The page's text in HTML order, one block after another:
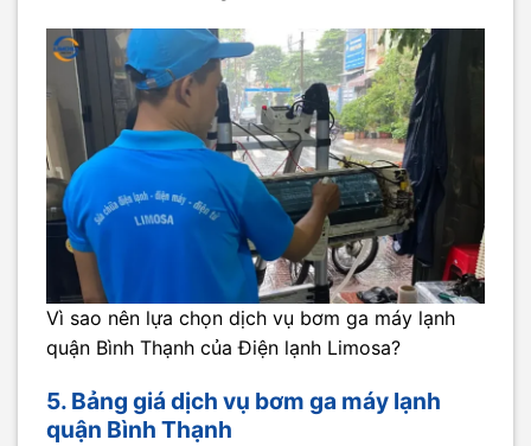
Vì sao nên lựa chọn dịch vụ bơm ga máy lạnh
quận Bình Thạnh của Điện lạnh Limosa?
5. Bảng giá dịch vụ bơm ga máy lạnh
quận Bình Thạnh